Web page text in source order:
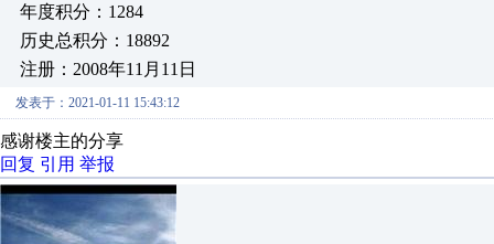
年度积分：1284
历史总积分：18892
注册：2008年11月11日
发表于：2021-01-11 15:43:12
感谢楼主的分享
回复 引用 举报